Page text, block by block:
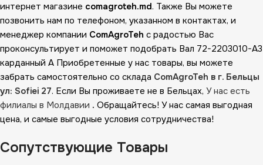
интернет магазине comagroteh.md. Также Вы можете
позвонить нам по телефоном, указанном в контактах, и
менеджер компании ComAgroTeh с радостью Вас
проконсультирует и поможет подобрать Вал 72-2203010-А3
карданный А Приобретенные у нас товары, вы можете
забрать самостоятельно со склада ComAgroTeh в г. Бельцы
ул: Sofiei 27. Если Вы проживаете не в Бельцах, У нас есть
филиалы в Молдавии . Обращайтесь! У нас самая выгодная
цена, и самые выгодные условия сотрудничества!
Сопутствующие Товары